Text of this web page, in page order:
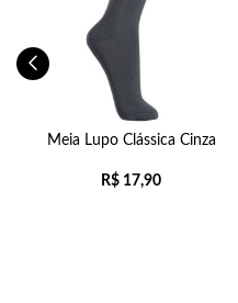
Meia Lupo Clássica Cinza
R$ 17,90